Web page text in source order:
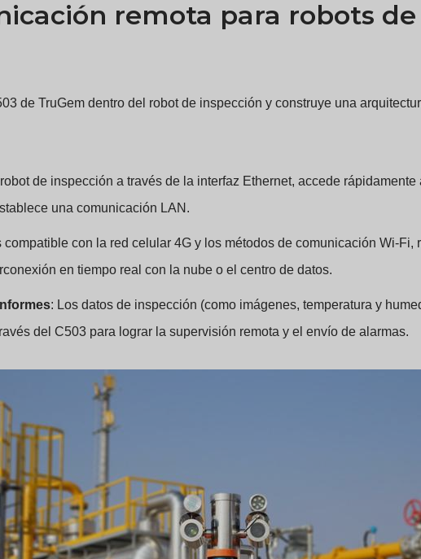
remota para robots
de TruGem dentro del robot de inspección y construye una
de inspección a través de la interfaz Ethernet, accede
una comunicación LAN.
compatible con la red celular 4G y los métodos de comunicación Wi-
en tiempo real con la nube o el centro de datos.
: Los datos de inspección (como imágenes, temperatura y
del C503 para lograr la supervisión remota y el envío de alarmas.